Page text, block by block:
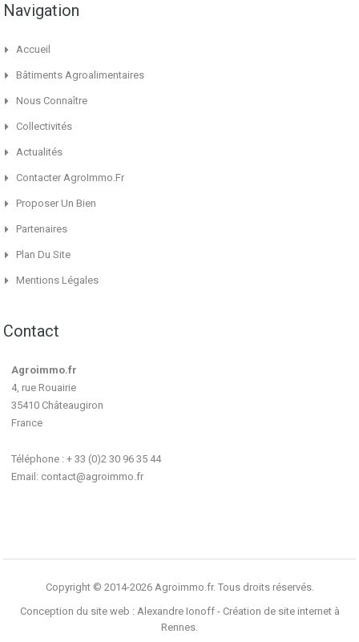
Navigation
Accueil
Bâtiments Agroalimentaires
Nous Connaître
Collectivités
Actualités
Contacter AgroImmo.fr
Proposer Un Bien
Partenaires
Plan Du Site
Mentions Légales
Contact
Agroimmo.fr
4, rue Rouairie
35410 Châteaugiron
France
Téléphone : + 33 (0)2 30 96 35 44
Email: contact@agroimmo.fr
Copyright © 2014-2026 Agroimmo.fr. Tous droits réservés.
Conception du site web : Alexandre Ionoff - Création de site internet à
Rennes.